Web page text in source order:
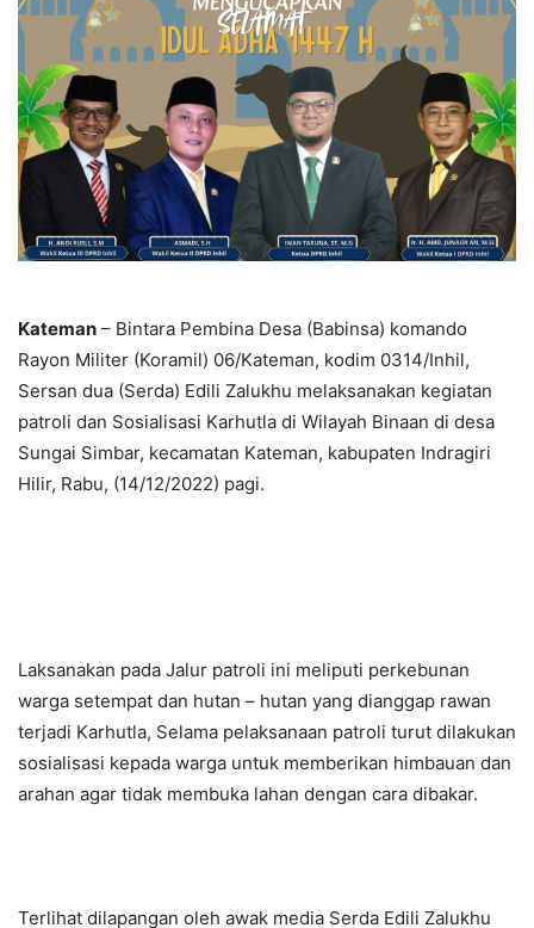
Kateman – Bintara Pembina Desa (Babinsa) komando
Rayon Militer (Koramil) 06/Kateman, kodim 0314/Inhil,
Sersan dua (Serda) Edili Zalukhu melaksanakan kegiatan
patroli dan Sosialisasi Karhutla di Wilayah Binaan di desa
Sungai Simbar, kecamatan Kateman, kabupaten Indragiri
Hilir, Rabu, (14/12/2022) pagi.
Laksanakan pada Jalur patroli ini meliputi perkebunan
warga setempat dan hutan – hutan yang dianggap rawan
terjadi Karhutla, Selama pelaksanaan patroli turut dilakukan
sosialisasi kepada warga untuk memberikan himbauan dan
arahan agar tidak membuka lahan dengan cara dibakar.
Terlihat dilapangan oleh awak media Serda Edili Zalukhu